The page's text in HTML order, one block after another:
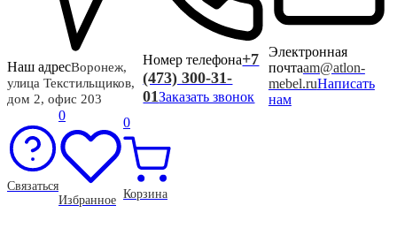
Наш адресВоронеж,
улица Текстильщиков,
дом 2, офис 203
Номер телефона+7
(473) 300-31-
01Заказать звонок
Электронная
почтаam@atlon-
mebel.ruНаписать
нам
Связаться
0
Избранное
0
Корзина